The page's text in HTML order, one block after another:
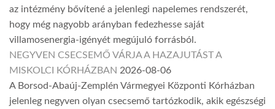
az intézmény bővítené a jelenlegi napelemes rendszerét,
hogy még nagyobb arányban fedezhesse saját
villamosenergia-igényét megújuló forrásból.
NEGYVEN CSECSEMŐ VÁRJA A HAZAJUTÁST A
MISKOLCI KÓRHÁZBAN 2026-08-06
A Borsod-Abaúj-Zemplén Vármegyei Központi Kórházban
jelenleg negyven olyan csecsemő tartózkodik, akik egészségi